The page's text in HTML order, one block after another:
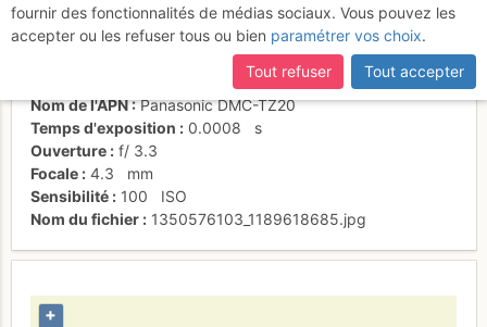
Date/heure
4 juil. 2012 12:21
Contributeur
Thomas C
individuel (CC by-nc-nd)
Nom de l'APN
Panasonic DMC-TZ20
Temps d'exposition
0.0008
s
Ouverture
f/ 3.3
Focale
4.3
mm
Sensibilité
100
ISO
Nom du fichier
1350576103_1189618685.jpg
+
fournir des fonctionnalités de médias sociaux. Vous pouvez les
accepter ou les refuser tous ou bien paramétrer vos choix.
Tout refuser
Tout accepter